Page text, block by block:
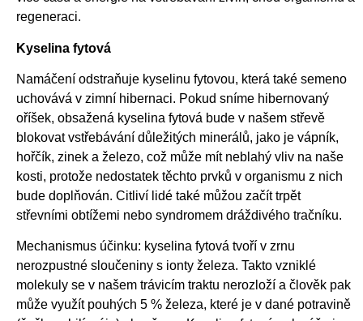
regeneraci.
Kyselina fytová
Namáčení odstraňuje kyselinu fytovou, která také semeno
uchovává v zimní hibernaci. Pokud sníme hibernovaný
oříšek, obsažená kyselina fytová bude v našem střevě
blokovat vstřebávání důležitých minerálů, jako je vápník,
hořčík, zinek a železo, což může mít neblahý vliv na naše
kosti, protože nedostatek těchto prvků v organismu z nich
bude doplňován. Citliví lidé také můžou začít trpět
střevními obtížemi nebo syndromem dráždivého tračníku.
Mechanismus účinku: kyselina fytová tvoří v zrnu
nerozpustné sloučeniny s ionty železa. Takto vzniklé
molekuly se v našem trávicím traktu nerozloží a člověk pak
může využít pouhých 5 % železa, které je v dané potravině